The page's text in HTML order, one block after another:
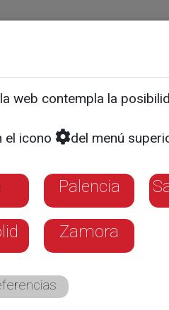
de este proyecto
a nuestro
de su Comunidad
web contempla la
el icono
del menú
Palencia
Zamora